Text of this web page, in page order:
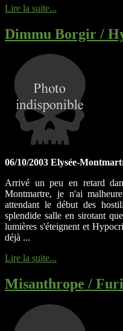
Lire la suite...
Dimmu Borgir /
06/10/2003 Elysée-
Arrivé un peu en retard
Montmartre, je n'ai
attendant le début des
splendide salle en sirotant
lumières s'éteignent et
déjà ...
Lire la suite...
Misanthrope /